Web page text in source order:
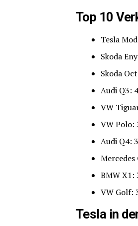
Top 10
Tesla
Skoda
Skoda
Audi Q3:
VW
VW Polo:
Audi Q4:
Mercedes
BMW X1:
VW Golf:
Tesla in